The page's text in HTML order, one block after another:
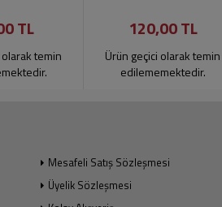
TL
temin
120,00 TL
Ürün geçici olarak temin
edilememektedir.
Mesafeli Satış Sözleşmesi
Üyelik Sözleşmesi